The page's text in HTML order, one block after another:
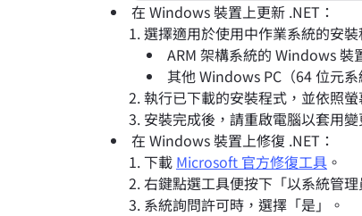
在 Windows 裝置上更新 .NET：
選擇適用於使用中作業系統的安裝
ARM 架構系統的 Windows 裝
其他 Windows PC（64 位元
執行已下載的安裝程式，並依照螢
安裝完成後，請重啟電腦以套用變
在 Windows 裝置上修復 .NET：
下載 Microsoft 官方修復工具 。
右鍵點選工具便按下「以系統管理
系統詢問許可時，選擇「是」。